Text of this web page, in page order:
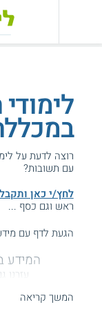
רוצה לדעת על
עם תשובות?
לחץ/י כאן
ראש וגם כסף ...
הגעת לדף עם
המידע באתר
עזרנו
המשך קריאה